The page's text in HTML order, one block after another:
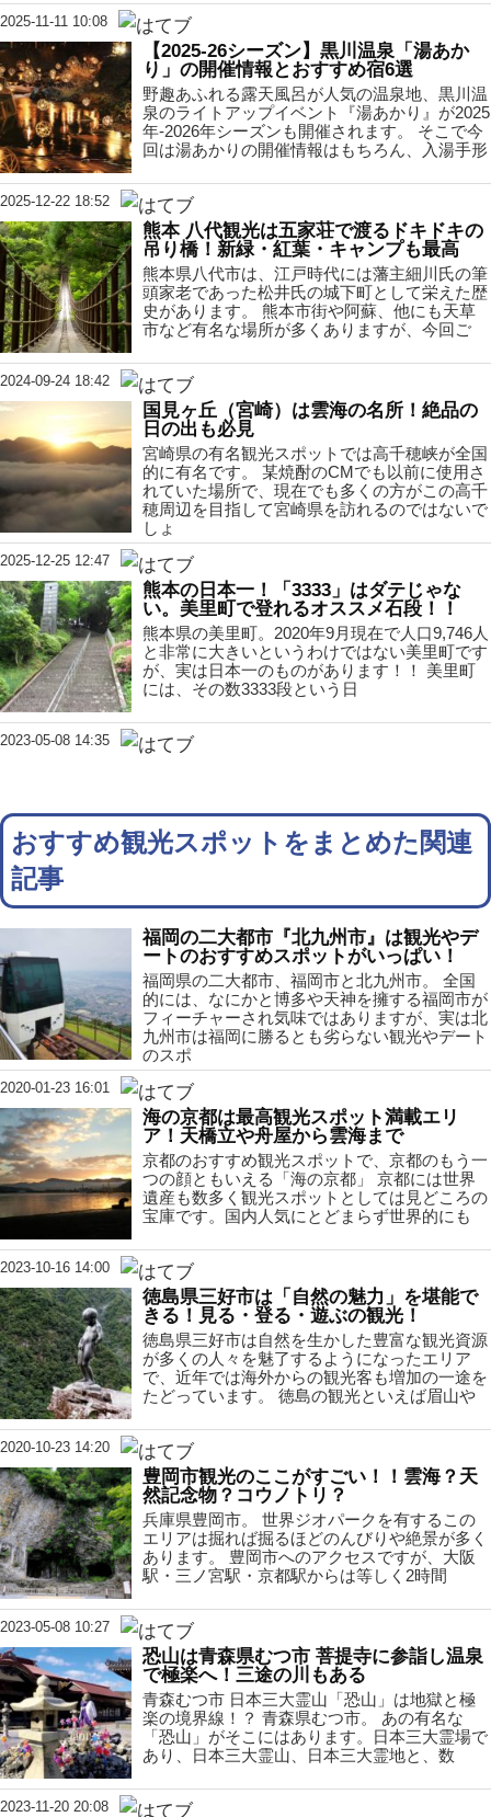
2025-11-11 10:08
【2025-26シーズン】黒川温泉「湯あか
り」の開催情報とおすすめ宿6選
野趣あふれる露天風呂が人気の温泉地、黒川温
泉のライトアップイベント『湯あかり』が2025
年-2026年シーズンも開催されます。 そこで今
回は湯あかりの開催情報はもちろん、入湯手形
2025-12-22 18:52
熊本 八代観光は五家荘で渡るドキドキの
吊り橋！新緑・紅葉・キャンプも最高
熊本県八代市は、江戸時代には藩主細川氏の筆
頭家老であった松井氏の城下町として栄えた歴
史があります。 熊本市街や阿蘇、他にも天草
市など有名な場所が多くありますが、今回ご
2024-09-24 18:42
国見ヶ丘（宮崎）は雲海の名所！絶品の
日の出も必見
宮崎県の有名観光スポットでは高千穂峡が全国
的に有名です。 某焼酎のCMでも以前に使用さ
れていた場所で、現在でも多くの方がこの高千
穂周辺を目指して宮崎県を訪れるのではないで
しょ
2025-12-25 12:47
熊本の日本一！「3333」はダテじゃな
い。美里町で登れるオススメ石段！！
熊本県の美里町。2020年9月現在で人口9,746人
と非常に大きいというわけではない美里町です
が、実は日本一のものがあります！！ 美里町
には、その数3333段という日
2023-05-08 14:35
おすすめ観光スポットをまとめた関連
記事
福岡の二大都市『北九州市』は観光やデ
ートのおすすめスポットがいっぱい！
福岡県の二大都市、福岡市と北九州市。 全国
的には、なにかと博多や天神を擁する福岡市が
フィーチャーされ気味ではありますが、実は北
九州市は福岡に勝るとも劣らない観光やデート
のスポ
2020-01-23 16:01
海の京都は最高観光スポット満載エリ
ア！天橋立や舟屋から雲海まで
京都のおすすめ観光スポットで、京都のもう一
つの顔ともいえる「海の京都」 京都には世界
遺産も数多く観光スポットとしては見どころの
宝庫です。国内人気にとどまらず世界的にも
2023-10-16 14:00
徳島県三好市は「自然の魅力」を堪能で
きる！見る・登る・遊ぶの観光！
徳島県三好市は自然を生かした豊富な観光資源
が多くの人々を魅了するようになったエリア
で、近年では海外からの観光客も増加の一途を
たどっています。 徳島の観光といえば眉山や
2020-10-23 14:20
豊岡市観光のここがすごい！！雲海？天
然記念物？コウノトリ？
兵庫県豊岡市。 世界ジオパークを有するこの
エリアは掘れば掘るほどのんびりや絶景が多く
あります。 豊岡市へのアクセスですが、大阪
駅・三ノ宮駅・京都駅からは等しく2時間
2023-05-08 10:27
恐山は青森県むつ市 菩提寺に参詣し温泉
で極楽へ！三途の川もある
青森むつ市 日本三大霊山「恐山」は地獄と極
楽の境界線！？ 青森県むつ市。 あの有名な
「恐山」がそこにはあります。日本三大霊場で
あり、日本三大霊山、日本三大霊地と、数
2023-11-20 20:08